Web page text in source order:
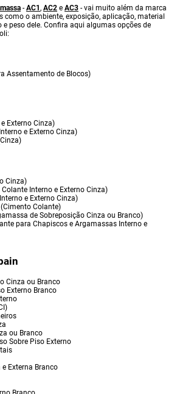
- AC1 , AC2 e AC3 - vai muito além da marca
como o ambiente, exposição, aplicação, material
peso dele. Confira aqui algumas opções de
Assentamento de Blocos)
Externo Cinza)
e Externo Cinza)
Cinza)
Interno e Externo Cinza)
e Externo Cinza)
Colante)
de Sobreposição Cinza ou Branco)
para Chapiscos e Argamassas Interno e
Cinza ou Branco
Externo Branco
ou Branco
Sobre Piso Externo
e Externa Branco